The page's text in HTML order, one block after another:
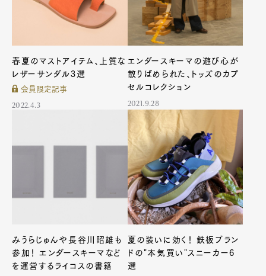
GourmetCars
CultureLifestyle
Pen Membership
Magazine
Official Columnist
About
Contact
Pen Meet
Pen international Pen tw
春夏のマストアイテム、上質な
レザーサンダル3選
会員限定記事
2022.4.3
エンダースキーマの遊び心が
散りばめられた、トッズのカプ
セルコレクション
2021.9.28
みうらじゅんや長谷川昭雄も
参加！ エンダースキーマなど
を運営するライコスの書籍
夏の装いに効く！ 鉄板ブラン
ドの"本気買い"スニーカー6
選